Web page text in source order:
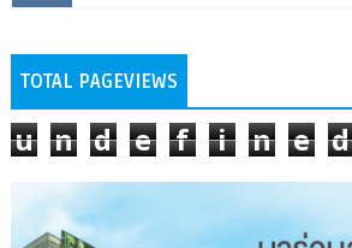
TOTAL PAGEVIEWS
u n d e f i n e d